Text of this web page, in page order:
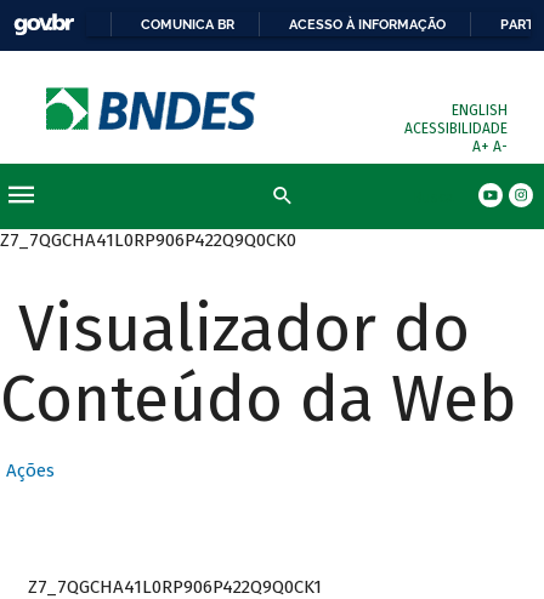
COMUNICA BR ACESSO À INFORMAÇÃO
ENGLISH
ACESSIBILIDADE
A+ A-
Z7_7QGCHA41L0RP906P422Q9Q0CK0
Visualizador do
Conteúdo da Web
Ações
Z7_7QGCHA41L0RP906P422Q9Q0CK1